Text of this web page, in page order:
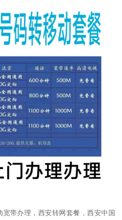
带办理，西安转网套餐，西安中国